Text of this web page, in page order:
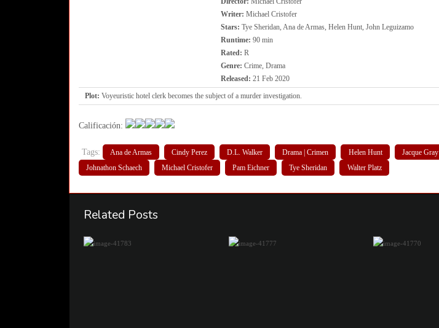
Director: Michael Cristofer
Writer: Michael Cristofer
Stars: Tye Sheridan, Ana de Armas, Helen Hunt, John Leguizamo
Runtime: 90 min
Rated: R
Genre: Crime, Drama
Released: 21 Feb 2020
Plot: Voyeuristic hotel clerk becomes the subject of a murder investigation.
Calificación:
Tags: Ana de Armas Cindy Perez D.L. Walker Drama | Crimen Helen Hunt Jacque Gray
Johnathon Schaech
Michael Cristofer Pam Eichner Tye Sheridan Walter Platz
Related Posts